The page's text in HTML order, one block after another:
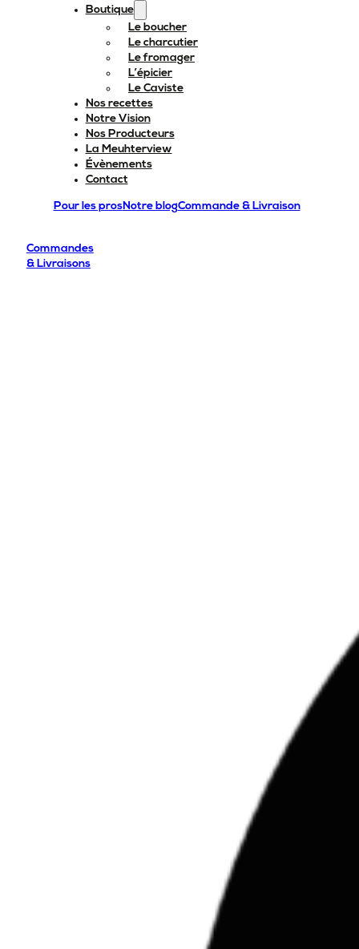
Boutique
Le boucher
Le charcutier
Le fromager
L’épicier
Le Caviste
Nos recettes
Notre Vision
Nos Producteurs
La Meuhterview
Évènements
Contact
Pour les prosNotre blogCommande & Livraison
Commandes
& Livraisons